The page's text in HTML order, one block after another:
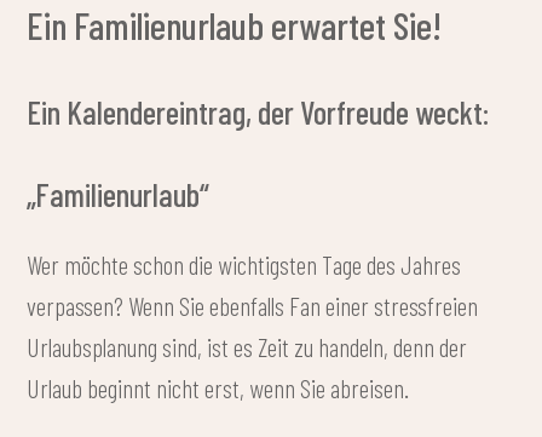
Ein Familienurlaub erwartet Sie!
Ein Kalendereintrag, der Vorfreude weckt:
„Familienurlaub“
Wer möchte schon die wichtigsten Tage des Jahres
verpassen? Wenn Sie ebenfalls Fan einer stressfreien
Urlaubsplanung sind, ist es Zeit zu handeln, denn der
Urlaub beginnt nicht erst, wenn Sie abreisen.